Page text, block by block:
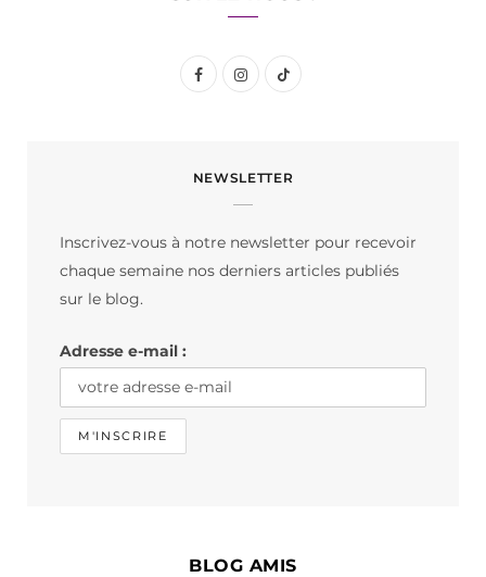
F
e
I
t
m
T
T
NEWSLETTER
Inscrivez-vous à notre newsletter pour recevoir
chaque semaine nos derniers articles publiés
sur le blog.
Adresse e-mail :
BLOG AMIS